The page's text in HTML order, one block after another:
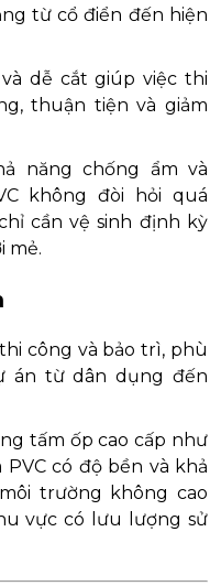
từ cổ điển đến hiện
dễ cắt giúp việc thi
thuận tiện và giảm
năng chống ẩm và
không đòi hỏi quá
cần vệ sinh định kỳ
mẻ.
công và bảo trì, phù
án từ dân dụng đến
tấm ốp cao cấp như
có độ bền và khả
trường không cao
vực có lưu lượng sử